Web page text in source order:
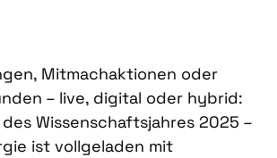
Mitmachaktionen oder
– live, digital oder hybrid:
Wissenschaftsjahres 2025 –
ist vollgeladen mit